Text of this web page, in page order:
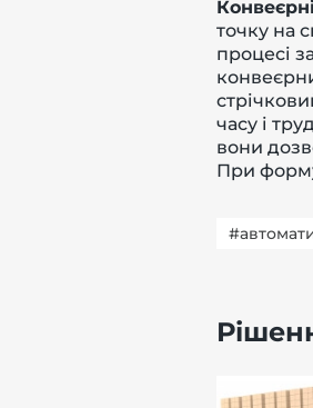
точку на
процесі
часу і
вони
При